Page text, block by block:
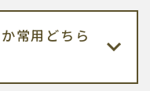
常用どちら